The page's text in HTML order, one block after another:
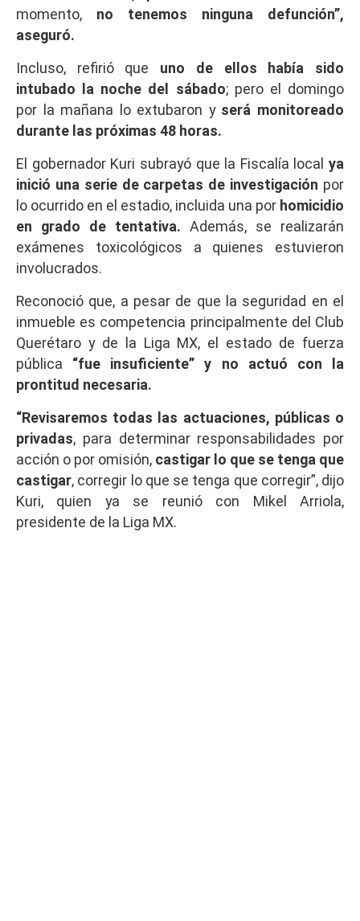
momento, no tenemos ninguna defunción”,
aseguró.
Incluso, refirió que uno de ellos había sido
intubado la noche del sábado; pero el domingo
por la mañana lo extubaron y será monitoreado
durante las próximas 48 horas.
El gobernador Kuri subrayó que la Fiscalía local ya
inició una serie de carpetas de investigación por
lo ocurrido en el estadio, incluida una por homicidio
en grado de tentativa. Además, se realizarán
exámenes toxicológicos a quienes estuvieron
involucrados.
Reconoció que, a pesar de que la seguridad en el
inmueble es competencia principalmente del Club
Querétaro y de la Liga MX, el estado de fuerza
pública “fue insuficiente” y no actuó con la
prontitud necesaria.
“Revisaremos todas las actuaciones, públicas o
privadas, para determinar responsabilidades por
acción o por omisión, castigar lo que se tenga que
castigar, corregir lo que se tenga que corregir”, dijo
Kuri, quien ya se reunió con Mikel Arriola,
presidente de la Liga MX.